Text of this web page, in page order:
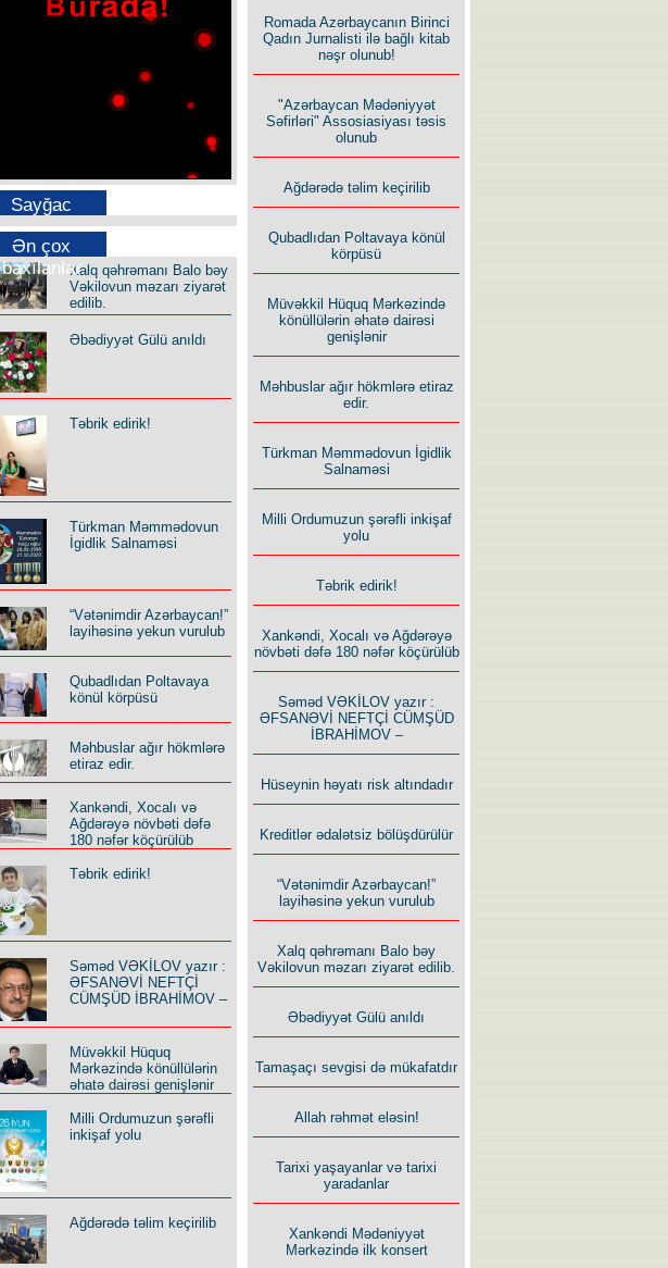
Sayğac
Ən çox
baxılanlarXalq qəhrəmanı Balo bəy
Vəkilovun məzarı ziyarət
edilib.
Əbədiyyət Gülü anıldı
Təbrik edirik!
Türkman Məmmədovun
İgidlik Salnaməsi
“Vətənimdir Azərbaycan!”
layihəsinə yekun vurulub
Qubadlıdan Poltavaya
könül körpüsü
Məhbuslar ağır hökmlərə
etiraz edir.
Xankəndi, Xocalı və
Ağdərəyə növbəti dəfə
180 nəfər köçürülüb
Təbrik edirik!
Səməd VƏKİLOV yazır :
ƏFSANƏVİ NEFTÇİ
CÜMŞÜD İBRAHİMOV –
Müvəkkil Hüquq
Mərkəzində könüllülərin
əhatə dairəsi genişlənir
Milli Ordumuzun şərəfli
inkişaf yolu
Ağdərədə təlim keçirilib
Romada Azərbaycanın Birinci
Qadın Jurnalisti ilə bağlı kitab
nəşr olunub!
"Azərbaycan Mədəniyyət
Səfirləri" Assosiasiyası təsis
olunub
Ağdərədə təlim keçirilib
Qubadlıdan Poltavaya könül
körpüsü
Müvəkkil Hüquq Mərkəzində
könüllülərin əhatə dairəsi
genişlənir
Məhbuslar ağır hökmlərə etiraz
edir.
Türkman Məmmədovun İgidlik
Salnaməsi
Milli Ordumuzun şərəfli inkişaf
yolu
Təbrik edirik!
Xankəndi, Xocalı və Ağdərəyə
növbəti dəfə 180 nəfər köçürülüb
Səməd VƏKİLOV yazır :
ƏFSANƏVİ NEFTÇİ CÜMŞÜD
İBRAHİMOV –
Hüseynin həyatı risk altındadır
Kreditlər ədalətsiz bölüşdürülür
“Vətənimdir Azərbaycan!”
layihəsinə yekun vurulub
Xalq qəhrəmanı Balo bəy
Vəkilovun məzarı ziyarət edilib.
Əbədiyyət Gülü anıldı
Tamaşaçı sevgisi də mükafatdır
Allah rəhmət eləsin!
Tarixi yaşayanlar və tarixi
yaradanlar
Xankəndi Mədəniyyət
Mərkəzində ilk konsert